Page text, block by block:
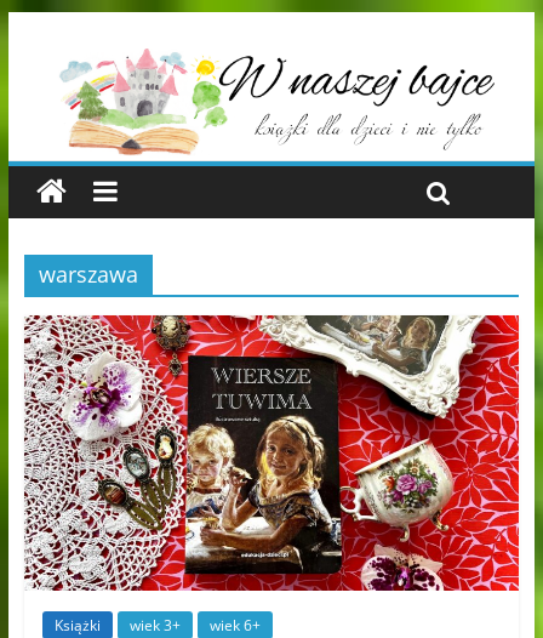
warszawa
Książki wiek 3+ wiek 6+